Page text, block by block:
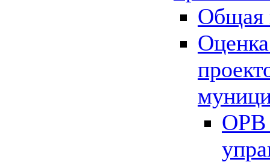
Общая
ОРВ